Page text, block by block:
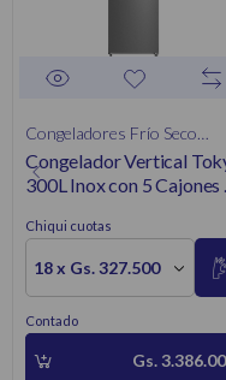
Congeladores Frío Seco
Verticales
Congelador Vertical
300L Inox con 5 Cajones
Chiqui cuotas
18 x Gs. 327.500
Contado
Gs.